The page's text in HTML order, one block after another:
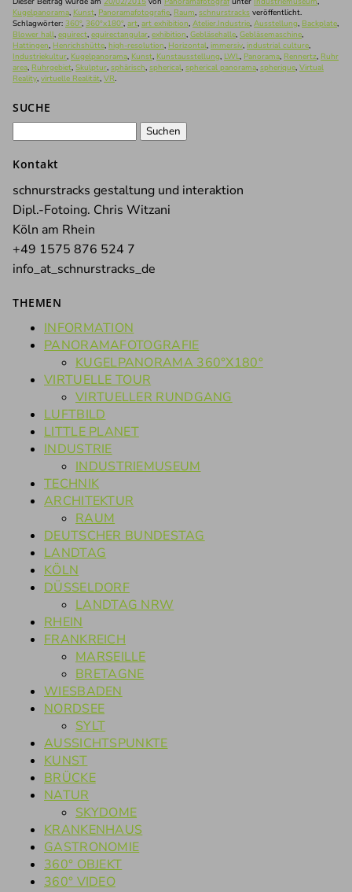
Kugelpanorama, Kunst, Panoramafotografie, Raum, schnurstracks veröffentlicht.
Schlagwörter: 360°, 360°x180°, art, art exhibition, Atelier.Industrie, Ausstellung, Backplate,
Blower hall, equirect, equirectangular, exhibition, Gebläsehalle, Gebläsemaschine,
Hattingen, Henrichshütte, high-resolution, Horizontal, immersiv, industrial culture,
Industriekultur, Kugelpanorama, Kunst, Kunstausstellung, LWL, Panorama, Rennertz, Ruhr
area, Ruhrgebiet, Skulptur, sphärisch, spherical, spherical panorama, spherique, Virtual
Reality, virtuelle Realität, VR.
SUCHE
Kontakt
schnurstracks gestaltung und interaktion
Dipl.-Fotoing. Chris Witzani
Köln am Rhein
+49 1575 876 524 7
info_at_schnurstracks_de
THEMEN
INFORMATION
PANORAMAFOTOGRAFIE
KUGELPANORAMA 360°X180°
VIRTUELLE TOUR
VIRTUELLER RUNDGANG
LUFTBILD
LITTLE PLANET
INDUSTRIE
INDUSTRIEMUSEUM
TECHNIK
ARCHITEKTUR
RAUM
DEUTSCHER BUNDESTAG
LANDTAG
KÖLN
DÜSSELDORF
LANDTAG NRW
RHEIN
FRANKREICH
MARSEILLE
BRETAGNE
WIESBADEN
NORDSEE
SYLT
AUSSICHTSPUNKTE
KUNST
BRÜCKE
NATUR
SKYDOME
KRANKENHAUS
GASTRONOMIE
360° OBJEKT
360° VIDEO